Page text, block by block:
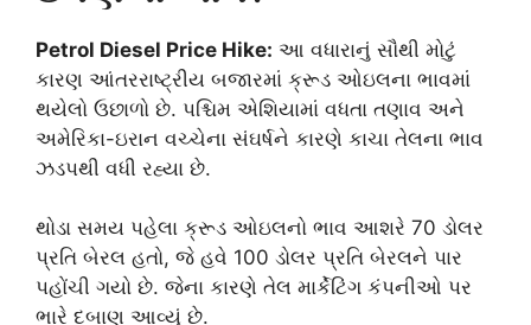
Petrol Diesel Price Hike: આ વધારાનું સૌથી મોટું
કારણ આંતરરાષ્ટ્રીય બજારમાં ક્રૂડ ઓઇલના ભાવમાં
થયેલો ઉછાળો છે. પશ્ચિમ એશિયામાં વધતા તણાવ અને
અમેરિકા-ઇરાન વચ્ચેના સંઘર્ષને કારણે કાચા તેલના ભાવ
ઝડપથી વધી રહ્યા છે.
થોડા સમય પહેલા ક્રૂડ ઓઇલનો ભાવ આશરે 70 ડોલર
પ્રતિ બેરલ હતો, જે હવે 100 ડોલર પ્રતિ બેરલને પાર
પહોંચી ગયો છે. જેના કારણે તેલ માર્કેટિંગ કંપનીઓ પર
ભારે દબાણ આવ્યું છે.